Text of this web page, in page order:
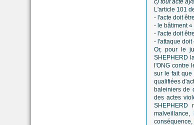
c) tout acte
L'article 101
- l'acte doit
- le bâtiment
- l'acte doit
- l'attaque doit
Or, pour le
SHEPHERD
l'ONG contre
sur le fait que
qualifiées
baleiniers de
des actes